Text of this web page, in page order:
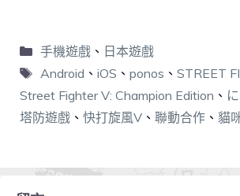
手機遊戲、 日本遊戲
Android 、 iOS 、 ponos 、 STREET
Street Fighter V: Champion Edition 、
塔防遊戲 、 快打旋風V 、 聯動合作 、 貓